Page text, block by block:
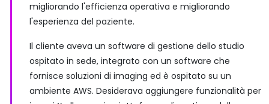
migliorando l'efficienza operativa e migliorando
l'esperienza del paziente.
Il cliente aveva un software di gestione dello studio
ospitato in sede, integrato con un software che
fornisce soluzioni di imaging ed è ospitato su un
ambiente AWS. Desiderava aggiungere funzionalità per